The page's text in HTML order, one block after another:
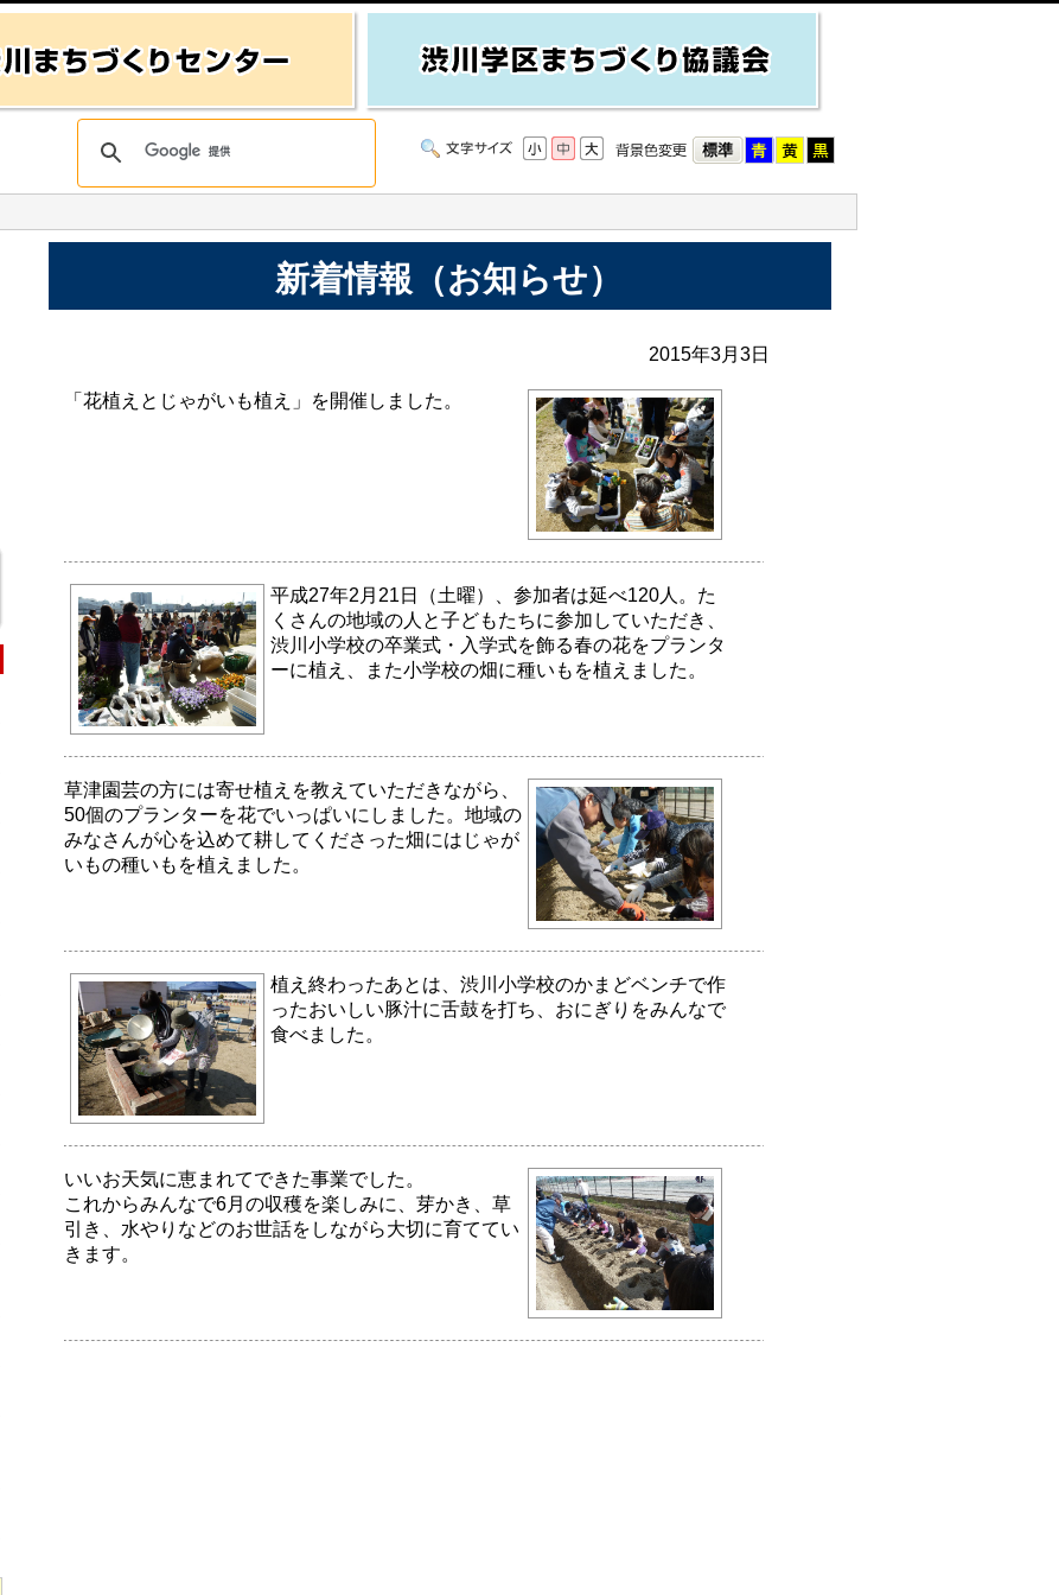
新着情報（お知らせ）
2015年3月3日
「花植えとじゃがいも植え」を開催しました。
平成27年2月21日（土曜）、参加者は延べ120人。た
くさんの地域の人と子どもたちに参加していただき、
渋川小学校の卒業式・入学式を飾る春の花をプランタ
ーに植え、また小学校の畑に種いもを植えました。
草津園芸の方には寄せ植えを教えていただきながら、
50個のプランターを花でいっぱいにしました。地域の
みなさんが心を込めて耕してくださった畑にはじゃが
いもの種いもを植えました。
植え終わったあとは、渋川小学校のかまどベンチで作
ったおいしい豚汁に舌鼓を打ち、おにぎりをみんなで
食べました。
いいお天気に恵まれてできた事業でした。
これからみんなで6月の収穫を楽しみに、芽かき、草
引き、水やりなどのお世話をしながら大切に育ててい
きます。